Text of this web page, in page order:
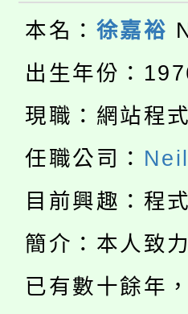
生本土語
公告本校
代理(課)
公告本校
代理(課)
轉知中國
《TA101
程，歡迎
心理、諮
系所師生
會
115年食
學期銜接
學籍身
淨零綠領
公告本校
本名： 徐嘉裕
出生年份：
現職：網站程
任職公司：
目前興趣：程
簡介：本人致
已有數十餘年